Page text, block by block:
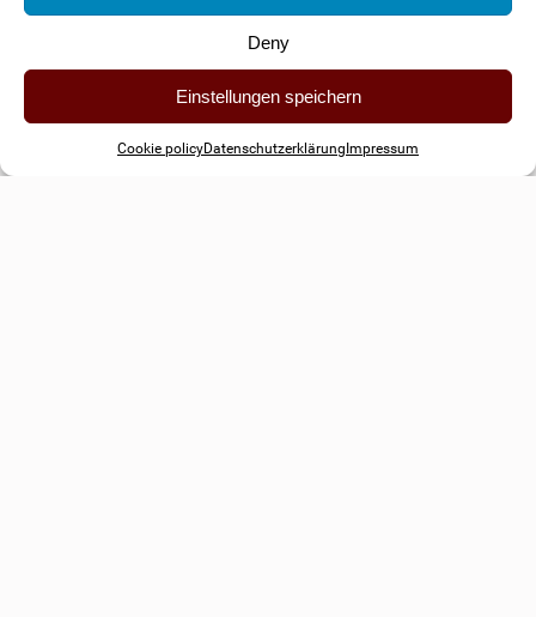
Deny
Einstellungen speichern
Cookie policyDatenschutzerklärung Impressum
JETZT ENTDECKEN